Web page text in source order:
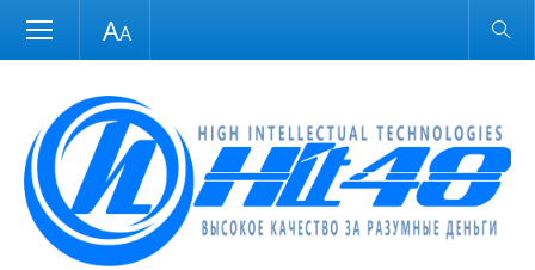
Размер шрифта Обычная версия